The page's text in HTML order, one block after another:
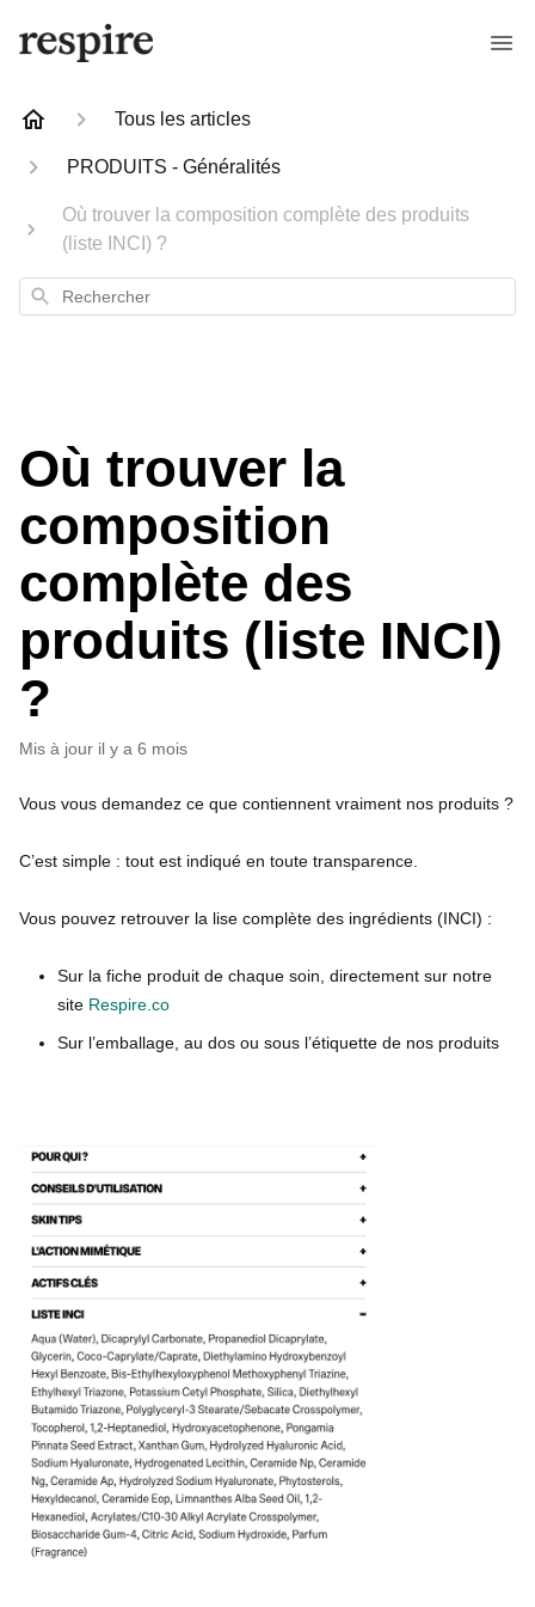
Tous les articles
PRODUITS - Généralités
Où trouver la composition complète des produits
(liste INCI) ?
Rechercher
Où trouver la
composition
complète des
produits (liste INCI)
?
Mis à jour il y a 6 mois
Vous vous demandez ce que contiennent vraiment nos produits ?
C’est simple : tout est indiqué en toute transparence.
Vous pouvez retrouver la lise complète des ingrédients (INCI) :
Sur la fiche produit de chaque soin, directement sur notre
site Respire.co
Sur l’emballage, au dos ou sous l’étiquette de nos produits